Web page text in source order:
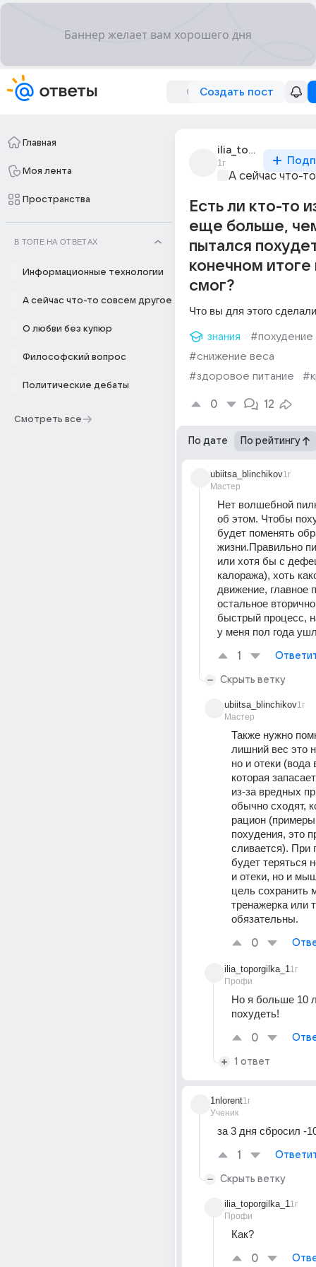
Создать пост
Главная
Моя лента
Пространства
В ТОПЕ НА ОТВЕТАХ
Информационные технологии
А сейчас что-то совсем другое
О любви без купюр
Философский вопрос
Политические дебаты
Смотреть все
ilia_toporgilka_1
1г
А сейчас что-
Есть ли кто-то
еще больше,
пытался
конечном итоге
смог?
Что вы для этого
знания
#похудение
#снижение веса
#здоровое питание
0 12
По дате По рейтингу
ubiitsa_blinchikov
Мастер
1г
Нет волшебной
об этом. Чтобы
будет поменять
жизни.Правильно
или хотя бы с
калоража), хоть
движение, главное
остальное
быстрый процесс,
у меня пол года
1
Скрыть ветку
ubiitsa_blinchikov
Мастер
1г
Также нужно
лишний вес это
но и отеки (вода
которая
из-за вредных
обычно сходят,
рацион
похудения, это
сливается). При
будет теряться
и отеки, но и
цель
тренажерка или
обязательны.
0
ilia_toporgilka_1
Профи
1г
Но я больше 10
похудеть!
0
1 ответ
1nlorent
Ученик
1г
за 3 дня сбросил -
1
Скрыть ветку
ilia_toporgilka_1
Профи
1г
Как?
0